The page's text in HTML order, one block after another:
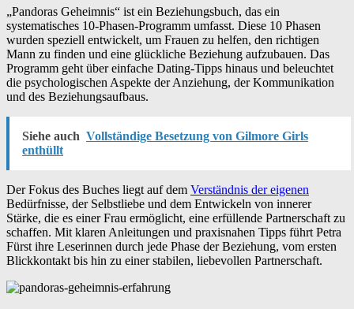
„Pandoras Geheimnis“ ist ein Beziehungsbuch, das ein
systematisches 10-Phasen-Programm umfasst. Diese 10 Phasen
wurden speziell entwickelt, um Frauen zu helfen, den richtigen
Mann zu finden und eine glückliche Beziehung aufzubauen. Das
Programm geht über einfache Dating-Tipps hinaus und beleuchtet
die psychologischen Aspekte der Anziehung, der Kommunikation
und des Beziehungsaufbaus.
Siehe auch Vollständige Besetzung von Gilmore Girls
enthüllt
Der Fokus des Buches liegt auf dem Verständnis der eigenen
Bedürfnisse, der Selbstliebe und dem Entwickeln von innerer
Stärke, die es einer Frau ermöglicht, eine erfüllende Partnerschaft zu
schaffen. Mit klaren Anleitungen und praxisnahen Tipps führt Petra
Fürst ihre Leserinnen durch jede Phase der Beziehung, vom ersten
Blickkontakt bis hin zu einer stabilen, liebevollen Partnerschaft.